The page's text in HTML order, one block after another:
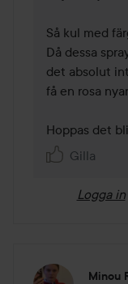
Så kul med
Då dessa
det absolut
få en rosa
Hoppas det
Gilla
Logga in
Minou